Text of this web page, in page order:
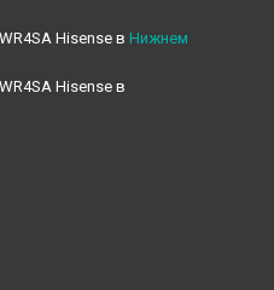
Hisense в Нижнем
Hisense в
Hisense в
Hisense в
Hisense в
Hisense в